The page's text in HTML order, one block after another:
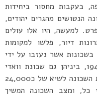
בעקבות מחסור ביחידות
הנטושים מהגרים יהודים,
למעשה, היו אלו עולים
דיור, פלשו למקומות
בשכונות אשר נעזבו על ידי
התושבים הערבים במהלך מאורעות 1948, ביניהן גם שכונת וואדי
בשנות ה50 הגיעה אוכלוסיית השכונה לשיא של כ24,000
כל, ומצב השכונה המשיך